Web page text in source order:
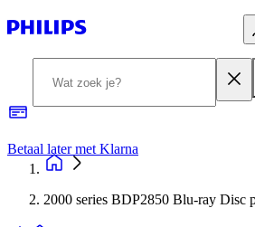
Betaal later met Klarna
2000 series BDP2850 Blu-ray Disc